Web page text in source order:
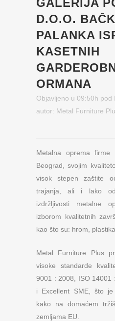
GALERIJA
D.O.O.
PALANKA
KASETNIH
ORMANA
Objavljeno u 09:50h pod
autor: Metal Furniture
Metalna oprema firme
Beograd, svojim
visok stepen zaštite
trajanja, ali i lako
izdržljivosti metalne
izborom kvalitetnih
kao što su: hrom,
Metal Furniture Plus
visoke standarde
9001 : 2008, ISO 14001
i Excellent SME, što je
kako na domaćem
zemljama EU.